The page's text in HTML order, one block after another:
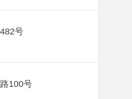
号
100号